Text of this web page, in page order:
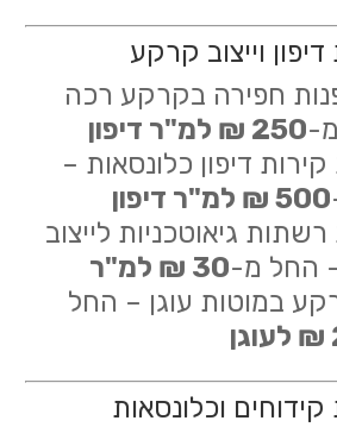
וייצוב קרקע
חפירה בקרקע רכה
250 ₪ למ"ר דיפון
דיפון כלונסאות –
500 ₪ למ"ר דיפון
גיאוטכניות לייצוב
החל מ-30 ₪ למ"ר
במוטות עוגן – החל
קידוחים וכלונסאות